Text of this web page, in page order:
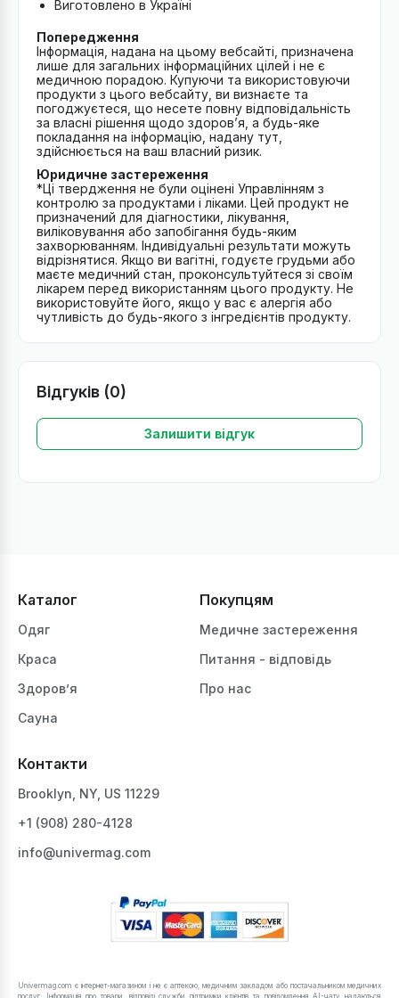
Виготовлено в Україні
Попередження
Інформація, надана на цьому вебсайті, призначена
лише для загальних інформаційних цілей і не є
медичною порадою. Купуючи та використовуючи
продукти з цього вебсайту, ви визнаєте та
погоджуєтеся, що несете повну відповідальність
за власні рішення щодо здоров’я, а будь-яке
покладання на інформацію, надану тут,
здійснюється на ваш власний ризик.
Юридичне застереження
*Ці твердження не були оцінені Управлінням з
контролю за продуктами і ліками. Цей продукт не
призначений для діагностики, лікування,
виліковування або запобігання будь-яким
захворюванням. Індивідуальні результати можуть
відрізнятися. Якщо ви вагітні, годуєте грудьми або
маєте медичний стан, проконсультуйтеся зі своїм
лікарем перед використанням цього продукту. Не
використовуйте його, якщо у вас є алергія або
чутливість до будь-якого з інгредієнтів продукту.
Відгуків (0)
Залишити відгук
Каталог
Одяг
Краса
Здоров’я
Сауна
Покупцям
Медичне застереження
Питання - відповідь
Про нас
Контакти
Brooklyn, NY, US 11229
+1 ‪(908) 280-4128‬
info@univermag.com
Univermag.com є інтернет-магазином і не є аптекою, медичним закладом або постачальником медичних
послуг. Інформація про товари, відповіді служби підтримки клієнтів та повідомлення AI-чату надаються